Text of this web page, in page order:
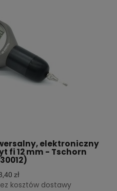
elektroniczny
fi 12 mm - Tschorn
zł
kosztów dostawy